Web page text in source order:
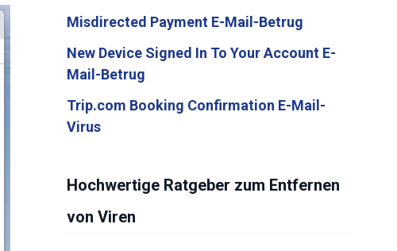
Misdirected Payment E-Mail-Betrug
New Device Signed In To Your Account E-
Mail-Betrug
Trip.com Booking Confirmation E-Mail-
Virus
Hochwertige Ratgeber zum Entfernen
von Viren